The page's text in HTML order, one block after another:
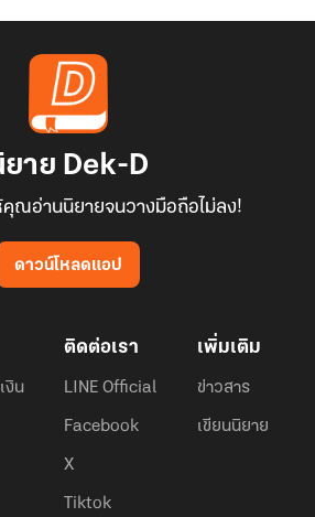
ยาย Dek-D
คุณอ่านนิยายจนวางมือถือไม่ลง!
ดาวน์โหลดแอป
งิน
ติดต่อเรา
LINE Official
Facebook
X
Tiktok
เพิ่มเติม
ข่าวสาร
เขียนนิยาย